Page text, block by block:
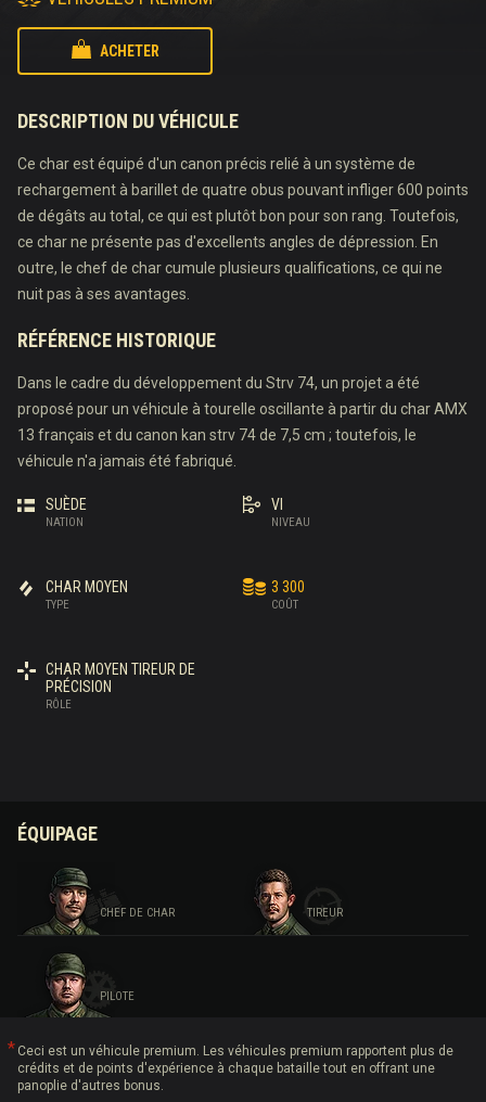
ACHETER
DESCRIPTION DU VÉHICULE
Ce char est équipé d'un canon précis relié à un système de
rechargement à barillet de quatre obus pouvant infliger 600 points
de dégâts au total, ce qui est plutôt bon pour son rang. Toutefois,
ce char ne présente pas d'excellents angles de dépression. En
outre, le chef de char cumule plusieurs qualifications, ce qui ne
nuit pas à ses avantages.
RÉFÉRENCE HISTORIQUE
Dans le cadre du développement du Strv 74, un projet a été
proposé pour un véhicule à tourelle oscillante à partir du char AMX
13 français et du canon kan strv 74 de 7,5 cm ; toutefois, le
véhicule n'a jamais été fabriqué.
NATION
SUÈDE
NIVEAU
VI
TYPE
CHAR MOYEN
COÛT
3 300
RÔLE
CHAR MOYEN TIREUR DE
PRÉCISION
ÉQUIPAGE
CHEF DE CHAR TIREUR
PILOTE
Ceci est un véhicule premium. Les véhicules premium rapportent plus de
crédits et de points d'expérience à chaque bataille tout en offrant une
panoplie d'autres bonus.